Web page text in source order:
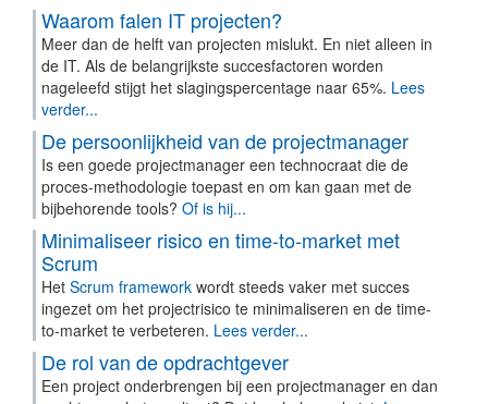
Waarom falen IT projecten?
Meer dan de helft van projecten mislukt. En niet alleen in
de IT. Als de belangrijkste succesfactoren worden
nageleefd stijgt het slagingspercentage naar 65%. Lees
verder...
De persoonlijkheid van de projectmanager
Is een goede projectmanager een technocraat die de
proces-methodologie toepast en om kan gaan met de
bijbehorende tools? Of is hij...
Minimaliseer risico en time-to-market met
Scrum
Het Scrum framework wordt steeds vaker met succes
ingezet om het projectrisico te minimaliseren en de time-
to-market te verbeteren. Lees verder...
De rol van de opdrachtgever
Een project onderbrengen bij een projectmanager en dan